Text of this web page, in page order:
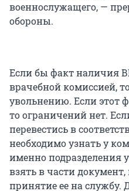
военнослужащего, —
обороны.
Если бы факт наличия
врачебной комиссией,
увольнению. Если этот
то ограничений нет.
перевестись в
необходимо узнать у
именно подразделения
взять в части
принятие ее на службу.